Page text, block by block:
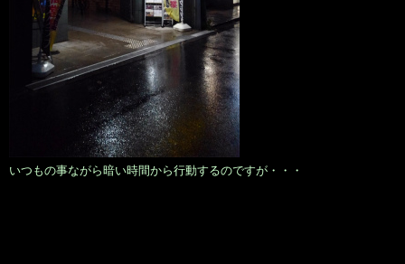
いつもの事ながら暗い時間から行動するのですが・・・